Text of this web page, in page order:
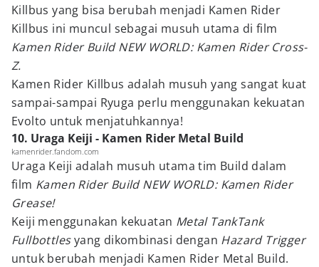
Killbus yang bisa berubah menjadi Kamen Rider
Killbus ini muncul sebagai musuh utama di film
Kamen Rider Build NEW WORLD: Kamen Rider Cross-
Z.
Kamen Rider Killbus adalah musuh yang sangat kuat
sampai-sampai Ryuga perlu menggunakan kekuatan
Evolto untuk menjatuhkannya!
10. Uraga Keiji - Kamen Rider Metal Build
kamenrider.fandom.com
Uraga Keiji adalah musuh utama tim Build dalam
film Kamen Rider Build NEW WORLD: Kamen Rider
Grease!
Keiji menggunakan kekuatan Metal TankTank
Fullbottlesyang dikombinasi dengan Hazard Trigger
untuk berubah menjadi Kamen Rider Metal Build.